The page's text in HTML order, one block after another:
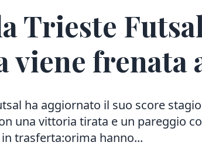
Trieste
viene frenata
ha aggiornato il suo score
una vittoria tirata e un pareggio
trasferta:orima hanno...